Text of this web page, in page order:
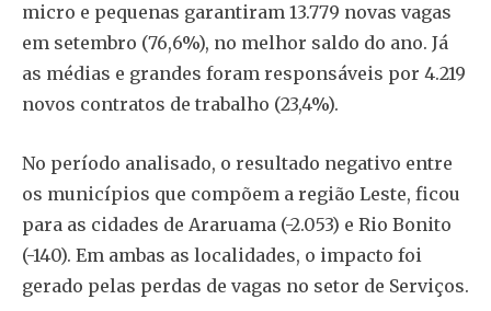
micro e pequenas garantiram 13.779 novas vagas
em setembro (76,6%), no melhor saldo do ano. Já
as médias e grandes foram responsáveis por 4.219
novos contratos de trabalho (23,4%).
No período analisado, o resultado negativo entre
os municípios que compõem a região Leste, ficou
para as cidades de Araruama (-2.053) e Rio Bonito
(-140). Em ambas as localidades, o impacto foi
gerado pelas perdas de vagas no setor de Serviços.